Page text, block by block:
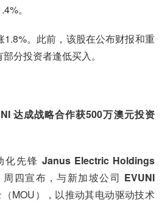
。
。此前，该股在公布财报和重
分投资者逢低买入。
达成战略合作获500万澳元投资
化先锋 Janus Electric Holdings
周四宣布，与新加坡公司 EVUNI
MOU），以推动其电动驱动技术